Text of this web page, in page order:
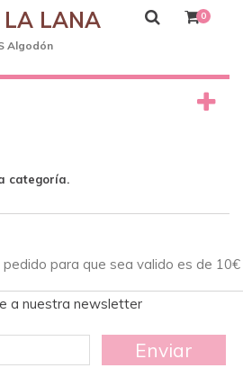
LANA 0
Algodón
categoría.
para que sea valido es de 10€
a nuestra newsletter
Enviar